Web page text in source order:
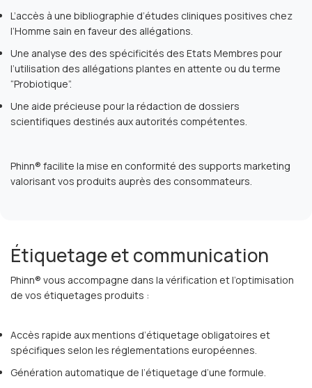
L’accès à une bibliographie d’études cliniques positives chez
l’Homme sain en faveur des allégations.
Une analyse des des spécificités des Etats Membres pour
l’utilisation des allégations plantes en attente ou du terme
“Probiotique”.
Une aide précieuse pour la rédaction de dossiers
scientifiques destinés aux autorités compétentes.
Phinn® facilite la mise en conformité des supports marketing
valorisant vos produits auprès des consommateurs.
Étiquetage et communication
Phinn® vous accompagne dans la vérification et l’optimisation
de vos étiquetages produits :
Accès rapide aux mentions d’étiquetage obligatoires et
spécifiques selon les réglementations européennes.
Génération automatique de l’étiquetage d’une formule.